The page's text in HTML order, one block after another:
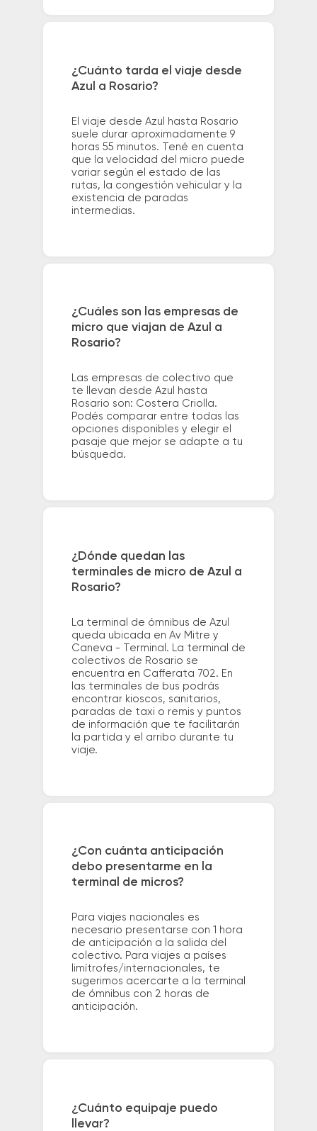
¿Cuánto tarda el viaje desde
Azul a Rosario?
El viaje desde Azul hasta Rosario
suele durar aproximadamente 9
horas 55 minutos. Tené en cuenta
que la velocidad del micro puede
variar según el estado de las
rutas, la congestión vehicular y la
existencia de paradas
intermedias.
¿Cuáles son las empresas de
micro que viajan de Azul a
Rosario?
Las empresas de colectivo que
te llevan desde Azul hasta
Rosario son: Costera Criolla.
Podés comparar entre todas las
opciones disponibles y elegir el
pasaje que mejor se adapte a tu
búsqueda.
¿Dónde quedan las
terminales de micro de Azul a
Rosario?
La terminal de ómnibus de Azul
queda ubicada en Av Mitre y
Caneva - Terminal. La terminal de
colectivos de Rosario se
encuentra en Cafferata 702. En
las terminales de bus podrás
encontrar kioscos, sanitarios,
paradas de taxi o remis y puntos
de información que te facilitarán
la partida y el arribo durante tu
viaje.
¿Con cuánta anticipación
debo presentarme en la
terminal de micros?
Para viajes nacionales es
necesario presentarse con 1 hora
de anticipación a la salida del
colectivo. Para viajes a países
limítrofes/internacionales, te
sugerimos acercarte a la terminal
de ómnibus con 2 horas de
anticipación.
¿Cuánto equipaje puedo
llevar?